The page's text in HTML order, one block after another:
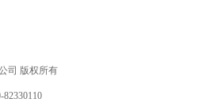
司 版权所有